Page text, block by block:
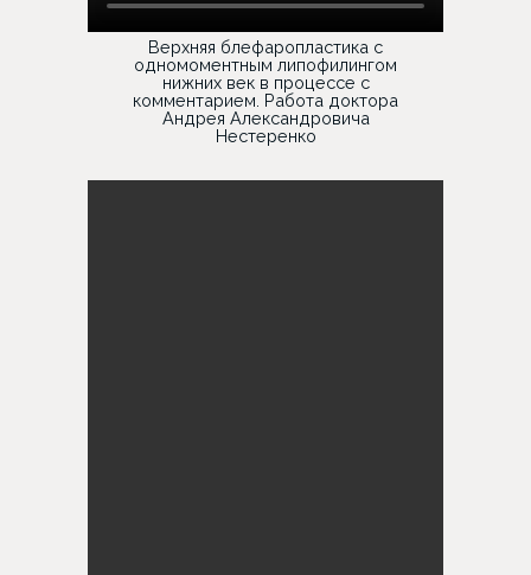
Верхняя блефаропластика с
одномоментным липофилингом
нижних век в процессе с
комментарием. Работа доктора
Андрея Александровича
Нестеренко